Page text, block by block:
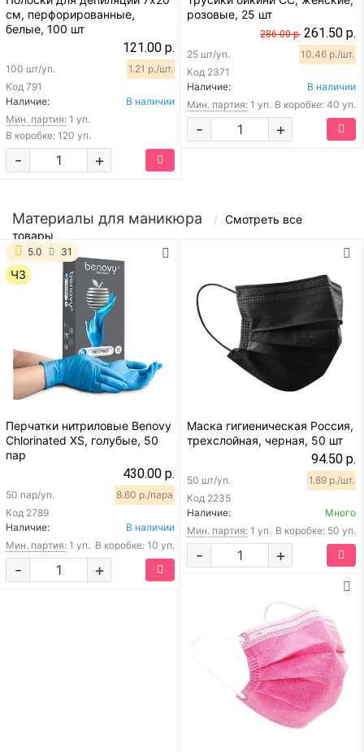
см, перфорированные,
белые, 100 шт
121.00 р.
Код 791
100 шт/уп. 1.21 р./шт.
Наличие:
В наличии
Мин. партия: 1 уп.
В коробке: 120 уп.
+
-
розовые, 25 шт
286.00 р. 261.50 р.
Код 2371
25 шт/уп. 10.46 р./шт.
Наличие:
В наличии
Мин. партия: 1 уп. В коробке: 40 уп.
+
-
Материалы для маникюра
Смотреть все
товары
5.0 31
ЧЗ
Перчатки нитриловые Benovy
Chlorinated XS, голубые, 50
пар
430.00 р.
Код 2789
50 пар/уп. 8.60 р./пара
Наличие:
В наличии
Мин. партия: 1 уп. В коробке: 10 уп.
+
-
Маска гигиеническая Россия,
трехслойная, черная, 50 шт
94.50 р.
Код 2235
50 шт/уп. 1.89 р./шт.
Наличие:
Много
Мин. партия: 1 уп. В коробке: 50 уп.
+
-